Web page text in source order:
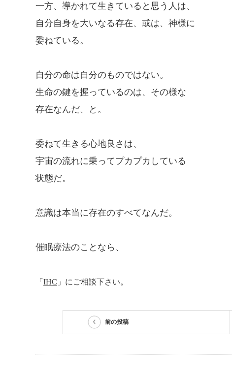
一方、導かれて生きていると思う人は、
自分自身を大いなる存在、或は、神様に
委ねている。
自分の命は自分のものではない。
生命の鍵を握っているのは、その様な
存在なんだ、と。
委ねて生きる心地良さは、
宇宙の流れに乗ってプカプカしている
状態だ。
意識は本当に存在のすべてなんだ。
催眠療法のことなら、
「 IHC 」にご相談下さい。
前の投稿